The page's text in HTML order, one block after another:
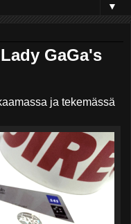
▼
GaGa's
ja tekemässä